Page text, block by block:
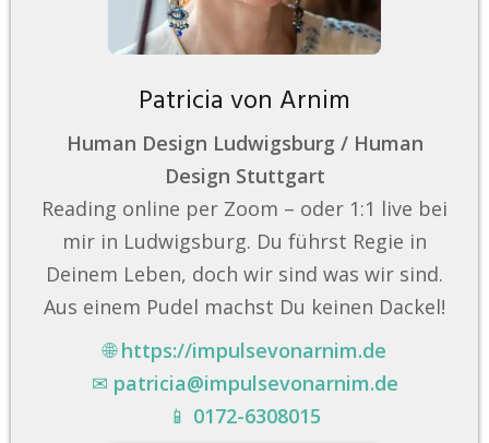
Patricia von Arnim
Human Design Ludwigsburg / Human
Design Stuttgart
Reading online per Zoom – oder 1:1 live bei
mir in Ludwigsburg. Du führst Regie in
Deinem Leben, doch wir sind was wir sind.
Aus einem Pudel machst Du keinen Dackel!
🌐https://impulsevonarnim.de
✉ patricia@impulsevonarnim.de
📱 0172-6308015